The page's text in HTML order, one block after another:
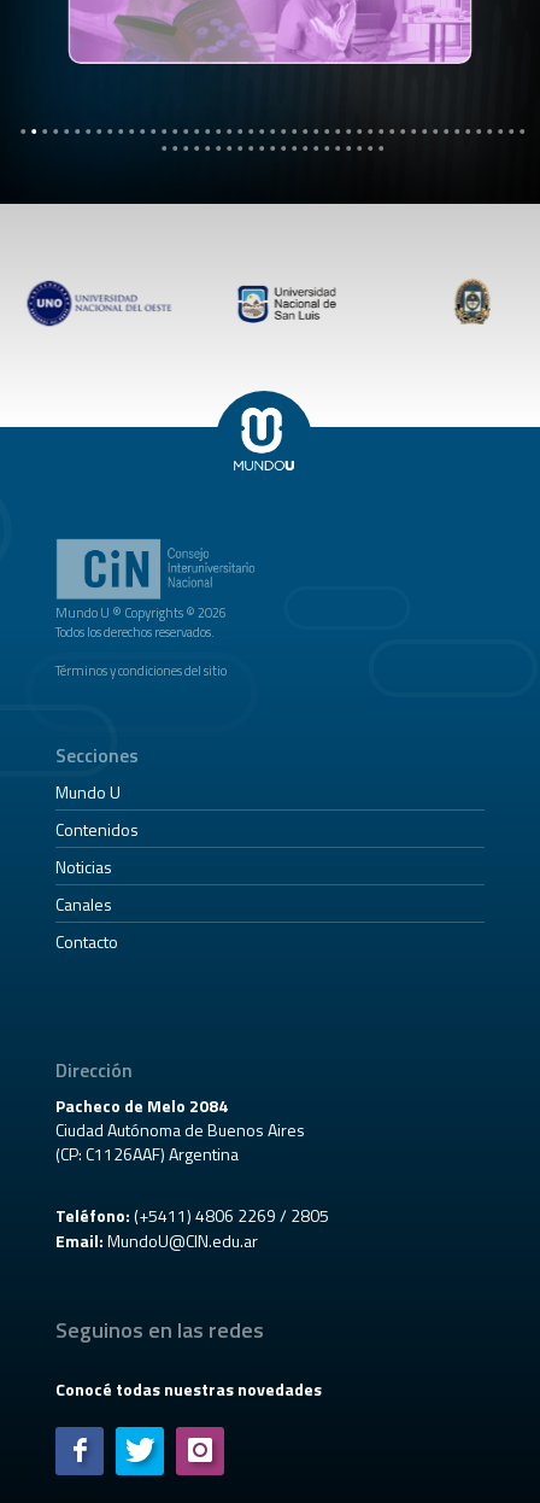
Mundo U ® Copyrights © 2026
Todos los derechos reservados.
Términos y condiciones del sitio
Secciones
Mundo U
Contenidos
Noticias
Canales
Contacto
Dirección
Pacheco de Melo 2084
Ciudad Autónoma de Buenos Aires
(CP: C1126AAF) Argentina
Teléfono:(+5411) 4806 2269 / 2805
Email: MundoU@CIN.edu.ar
Seguinos en las redes
Conocé todas nuestras novedades